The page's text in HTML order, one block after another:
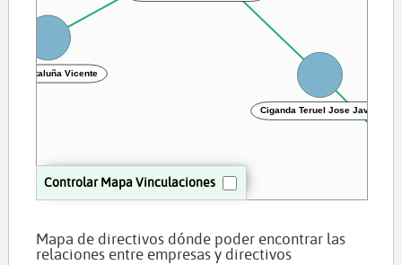
Controlar Mapa Vinculaciones
Ciganda Teruel Jose Javier
Cataluña Vicente
Mapa de directivos dónde poder encontrar las
relaciones entre empresas y directivos